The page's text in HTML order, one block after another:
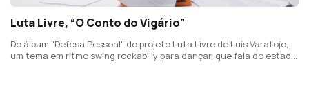
Luta Livre, “O Conto do Vigário”
Do álbum "Defesa Pessoal", do projeto Luta Livre de Luís Varatojo,
um tema em ritmo swing rockabilly para dançar, que fala do estado